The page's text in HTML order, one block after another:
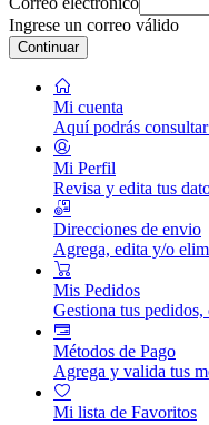
Ingrese un correo válido
Continuar
Mi cuenta
Aquí podrás
Mi Perfil
Revisa y edita tus
Direcciones de envio
Agrega, edita y/o
Mis Pedidos
Gestiona tus
Métodos de Pago
Agrega y valida tus
Mi lista de Favoritos